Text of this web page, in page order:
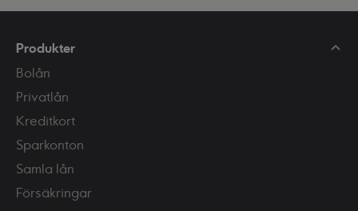
Produkter
Bolån
Privatlån
Kreditkort
Sparkonton
Samla lån
Försäkringar